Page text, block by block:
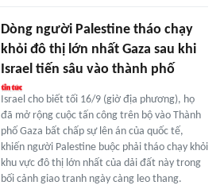
Dòng người Palestine tháo chạy
khỏi đô thị lớn nhất Gaza sau khi
Israel tiến sâu vào thành phố
Israel cho biết tối 16/9 (giờ địa phương), họ
đã mở rộng cuộc tấn công trên bộ vào Thành
phố Gaza bất chấp sự lên án của quốc tế,
khiến người Palestine buộc phải tháo chạy khỏi
khu vực đô thị lớn nhất của dải đất này trong
bối cảnh giao tranh ngày càng leo thang.